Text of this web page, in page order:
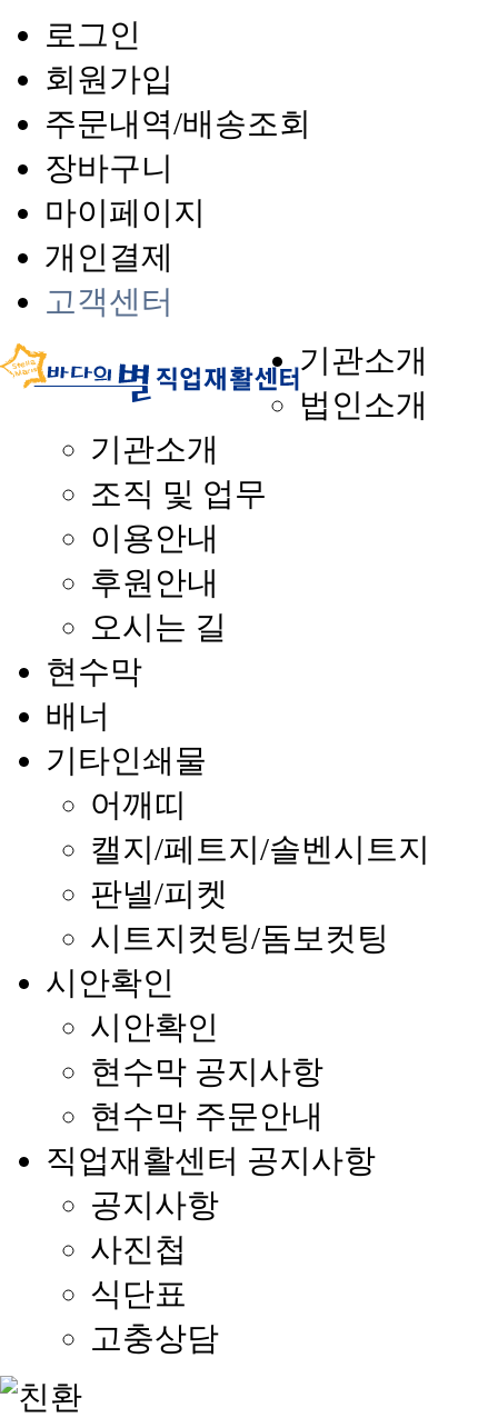
로그인
회원가입
주문내역/배송조회
장바구니
마이페이지
개인결제
고객센터
기관소개
법인소개
기관소개
조직 및 업무
이용안내
후원안내
오시는 길
현수막
배너
기타인쇄물
어깨띠
캘지/페트지/솔벤시트지
판넬/피켓
시트지컷팅/돔보컷팅
시안확인
시안확인
현수막 공지사항
현수막 주문안내
직업재활센터 공지사항
공지사항
사진첩
식단표
고충상담